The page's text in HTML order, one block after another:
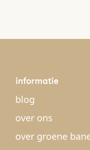
informatie
blog
over ons
over groene